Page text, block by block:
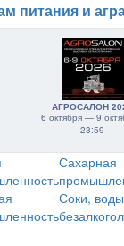
питания и
АГРОСАЛОН
6 октября — 9
23:59
Сахарная
Соки,